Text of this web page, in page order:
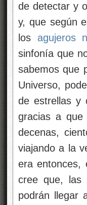
de detectar y
y, que según
los agujeros
sinfonía que
sabemos que
Universo,
de estrellas y
gracias a que
decenas,
viajando a la
era entonces,
cree que, las
podrán llegar